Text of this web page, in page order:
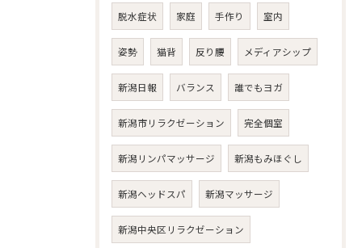
脱水症状 家庭 手作り 室内
姿勢 猫背 反り腰 メディアシップ
新潟日報 バランス 誰でもヨガ
新潟市リラクゼーション 完全個室
新潟リンパマッサージ 新潟もみほぐし
新潟ヘッドスパ 新潟マッサージ
新潟中央区リラクゼーション